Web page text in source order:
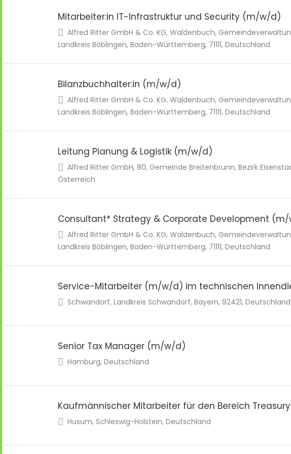
Mitarbeiter:in IT-Infrastruktur und Security (m/w/d)
Alfred Ritter GmbH & Co. KG, Waldenbuch,
Landkreis Böblingen, Baden-Württemberg, 71111, Deutschland
Bilanzbuchhalter:in (m/w/d)
Alfred Ritter GmbH & Co. KG, Waldenbuch,
Landkreis Böblingen, Baden-Württemberg, 71111, Deutschland
Leitung Planung & Logistik (m/w/d)
Alfred Ritter GmbH, 80, Gemeinde Breitenbrunn, Bezirk
Österreich
Consultant* Strategy & Corporate Development
Alfred Ritter GmbH & Co. KG, Waldenbuch,
Landkreis Böblingen, Baden-Württemberg, 71111, Deutschland
Service-Mitarbeiter (m/w/d) im technischen
Schwandorf, Landkreis Schwandorf, Bayern, 92421, Deutschland
Senior Tax Manager (m/w/d)
Hamburg, Deutschland
Kaufmännischer Mitarbeiter für den Bereich
Husum, Schleswig-Holstein, Deutschland